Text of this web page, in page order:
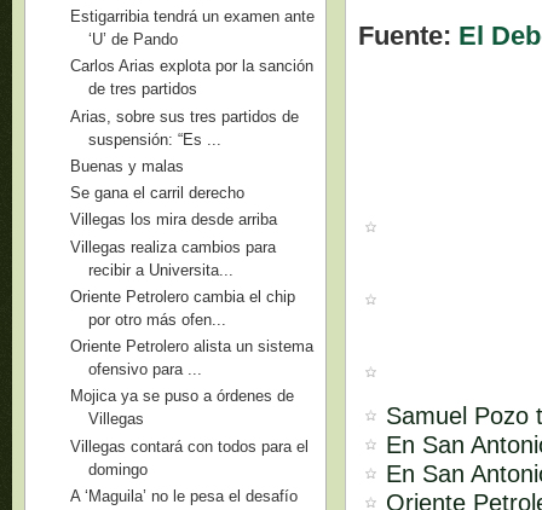
Fuente: El
Samuel Pozo
En San
En San
Oriente
Estigarribia tendrá un examen ante
‘U’ de Pando
Carlos Arias explota por la sanción
de tres partidos
Arias, sobre sus tres partidos de
suspensión: “Es ...
Buenas y malas
Se gana el carril derecho
Villegas los mira desde arriba
Villegas realiza cambios para
recibir a Universita...
Oriente Petrolero cambia el chip
por otro más ofen...
Oriente Petrolero alista un sistema
ofensivo para ...
Mojica ya se puso a órdenes de
Villegas
Villegas contará con todos para el
domingo
A ‘Maguila’ no le pesa el desafío